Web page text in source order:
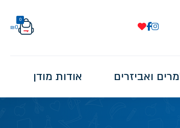
0
₪0
ואביזרים אודות מודן